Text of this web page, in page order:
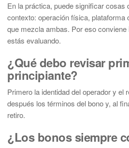
En la práctica, puede significar cosas
contexto: operación física, plataforma
que mezcla ambas. Por eso
estás evaluando.
¿Qué debo revisar
principiante?
Primero la identidad del operador y el
después los términos del bono y, al
retiro.
¿Los bonos siempre